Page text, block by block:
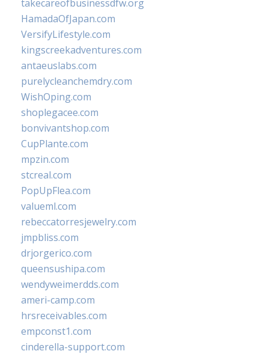
takecareofbusinessdfw.org
HamadaOfJapan.com
VersifyLifestyle.com
kingscreekadventures.com
antaeuslabs.com
purelycleanchemdry.com
WishOping.com
shoplegacee.com
bonvivantshop.com
CupPlante.com
mpzin.com
stcreal.com
PopUpFlea.com
valueml.com
rebeccatorresjewelry.com
jmpbliss.com
drjorgerico.com
queensushipa.com
wendyweimerdds.com
ameri-camp.com
hrsreceivables.com
empconst1.com
cinderella-support.com